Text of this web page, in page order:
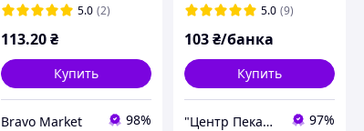
5.0 (2)
113.20 ₴
Купить
Bravo Market 98%
5.0 (9)
103₴/банка
Купить
"Центр Пекарей "АРИАНТА" ООО 97%